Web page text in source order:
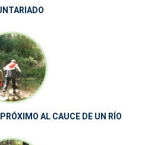
AL CAUCE DE UN RÍO